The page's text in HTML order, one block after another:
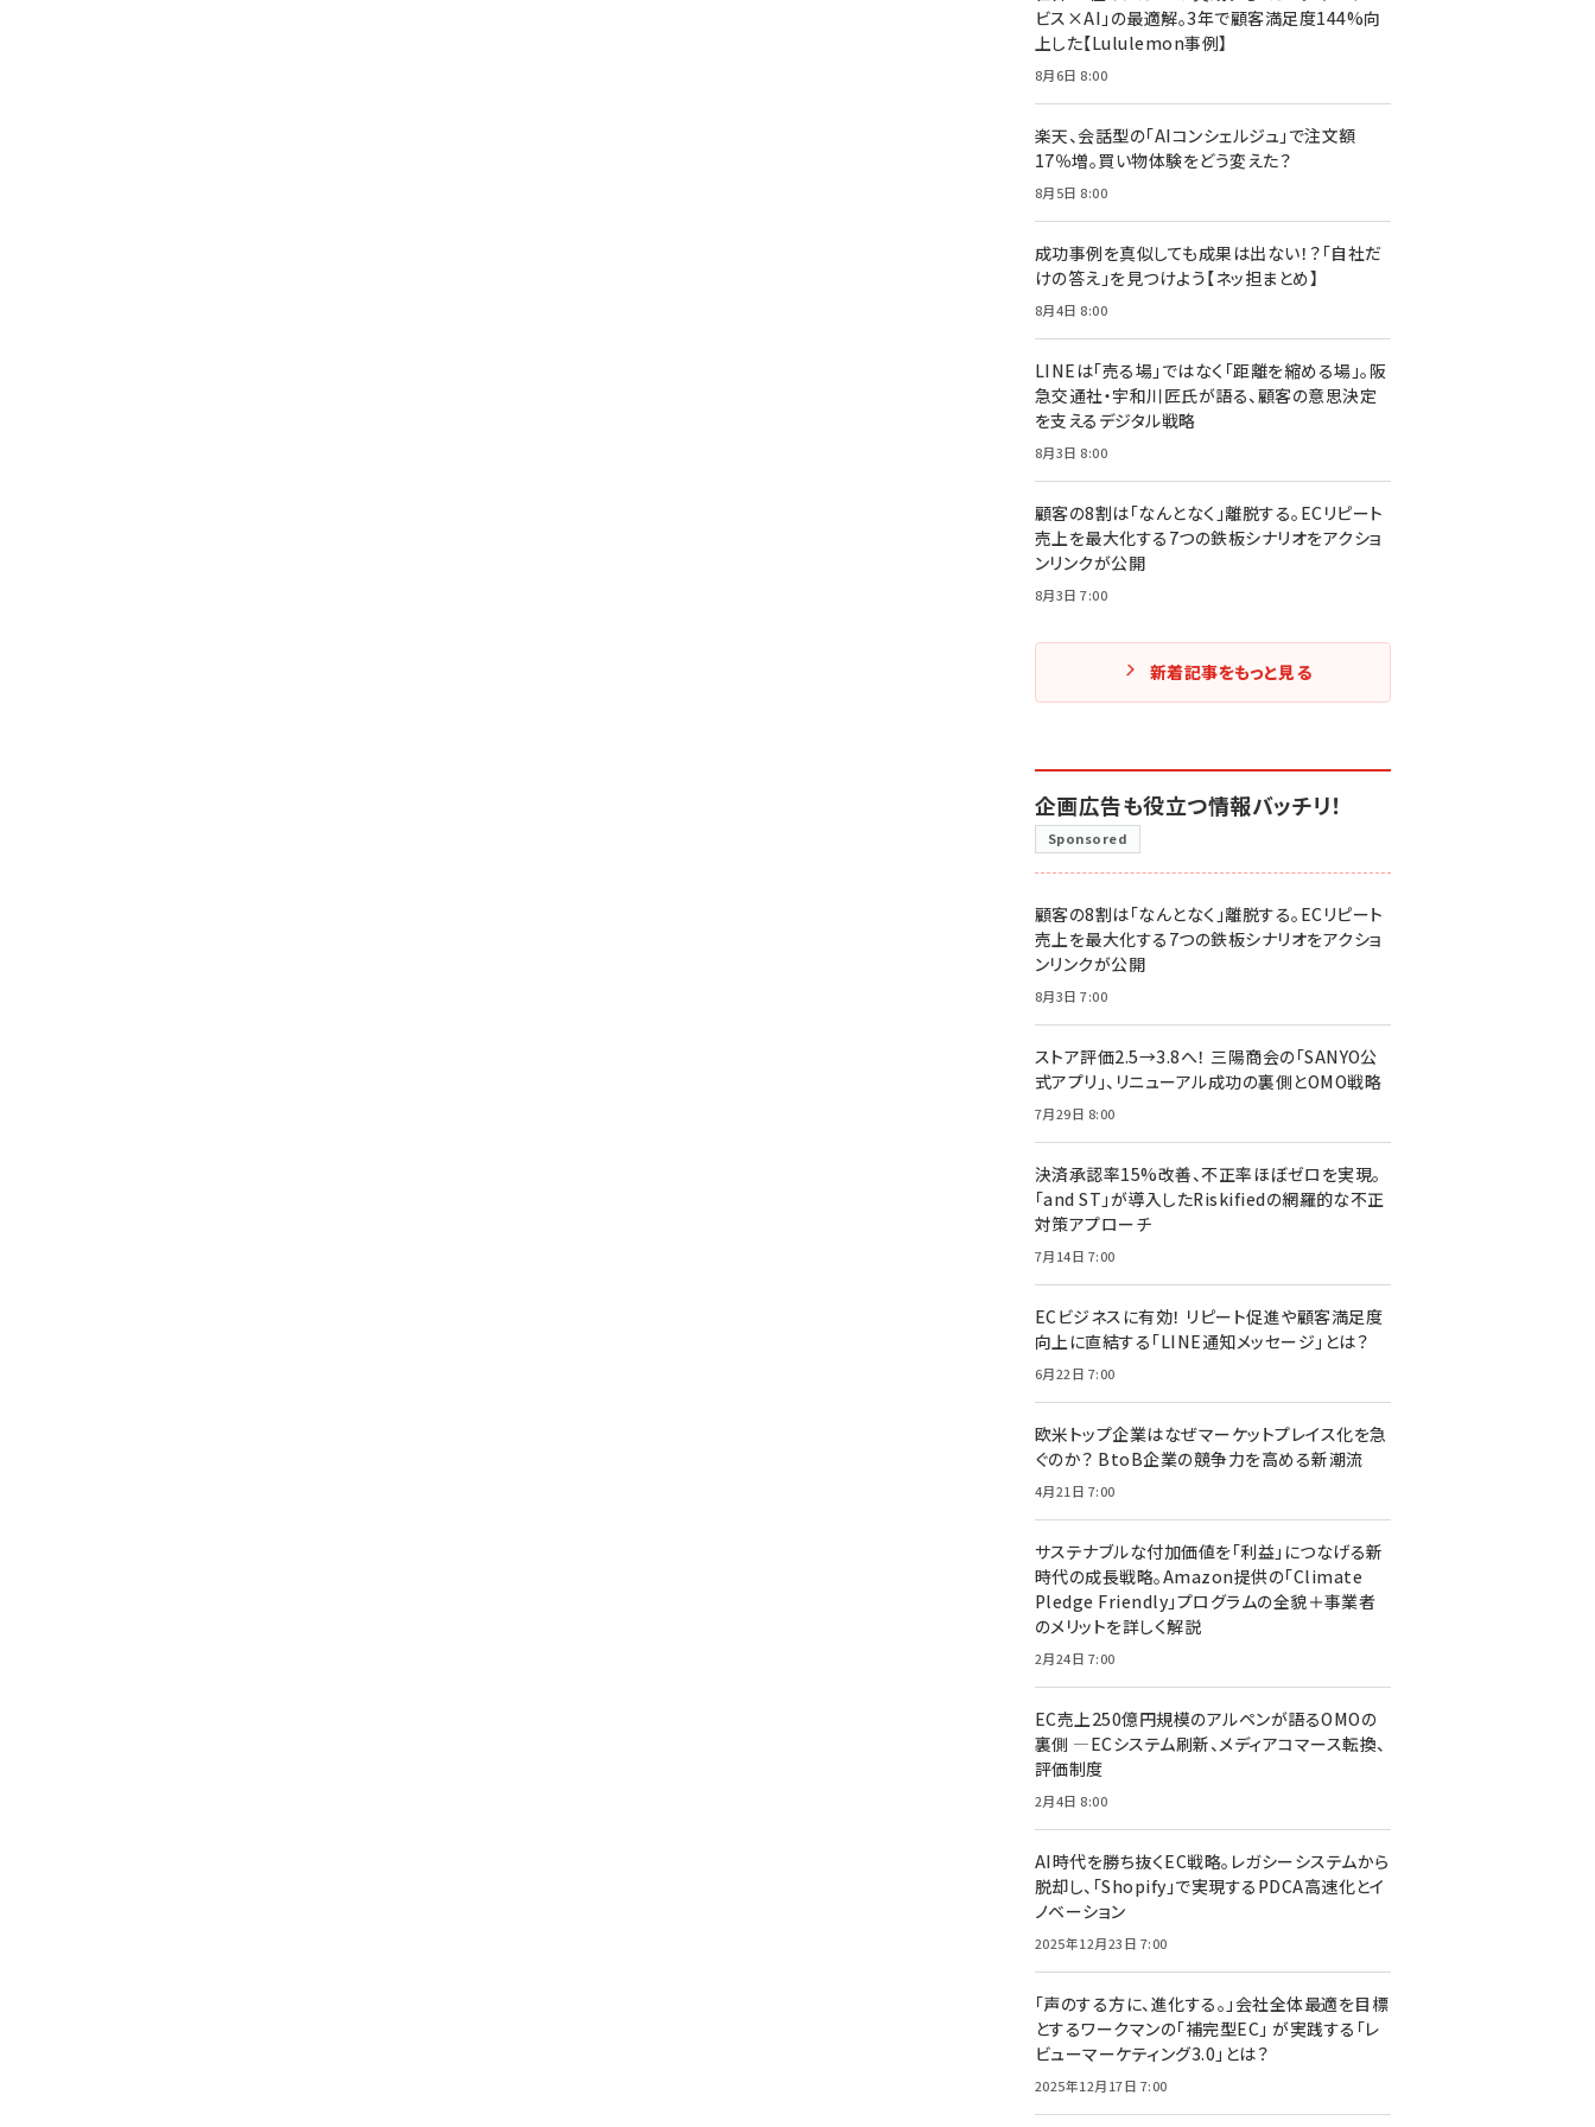
ビス×AI」の最適解。3年で顧客満足度144%向
上した【Lululemon事例】
8月6日 8:00
楽天、会話型の「AIコンシェルジュ」で注文額
17％増。買い物体験をどう変えた？
8月5日 8:00
成功事例を真似しても成果は出ない！？「自社だ
けの答え」を見つけよう【ネッ担まとめ】
8月4日 8:00
LINEは「売る場」ではなく「距離を縮める場」。阪
急交通社・宇和川匠氏が語る、顧客の意思決定
を支えるデジタル戦略
8月3日 8:00
顧客の8割は「なんとなく」離脱する。ECリピート
売上を最大化する7つの鉄板シナリオをアクショ
ンリンクが公開
8月3日 7:00
新着記事をもっと見る
企画広告も役立つ情報バッチリ！
Sponsored
顧客の8割は「なんとなく」離脱する。ECリピート
売上を最大化する7つの鉄板シナリオをアクショ
ンリンクが公開
8月3日 7:00
ストア評価2.5→3.8へ！ 三陽商会の「SANYO公
式アプリ」、リニューアル成功の裏側とOMO戦略
7月29日 8:00
決済承認率15%改善、不正率ほぼゼロを実現。
「and ST」が導入したRiskifiedの網羅的な不正
対策アプローチ
7月14日 7:00
ECビジネスに有効！ リピート促進や顧客満足度
向上に直結する「LINE通知メッセージ」とは？
6月22日 7:00
欧米トップ企業はなぜマーケットプレイス化を急
ぐのか？ BtoB企業の競争力を高める新潮流
4月21日 7:00
サステナブルな付加価値を「利益」につなげる新
時代の成長戦略。Amazon提供の「Climate
Pledge Friendly」プログラムの全貌＋事業者
のメリットを詳しく解説
2月24日 7:00
EC売上250億円規模のアルペンが語るOMOの
裏側 ―ECシステム刷新、メディアコマース転換、
評価制度
2月4日 8:00
AI時代を勝ち抜くEC戦略。レガシーシステムから
脱却し、「Shopify」で実現するPDCA高速化とイ
ノベーション
2025年12月23日 7:00
「声のする方に、進化する。」会社全体最適を目標
とするワークマンの「補完型EC」 が実践する「レ
ビューマーケティング3.0」とは？
2025年12月17日 7:00